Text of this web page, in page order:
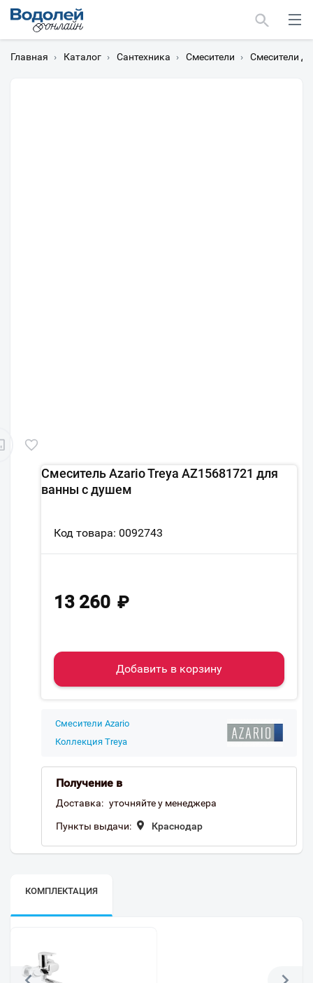
Главная › Каталог › Сантехника › Смесители › Смесители
Смеситель Azario Treya AZ15681721 для
ванны с душем
Код товара: 0092743
13 260 ₽
Добавить в корзину
Смесители Azario
Коллекция Treya
Получение в
Доставка: уточняйте у менеджера
Пункты выдачи: Краснодар
КОМПЛЕКТАЦИЯ